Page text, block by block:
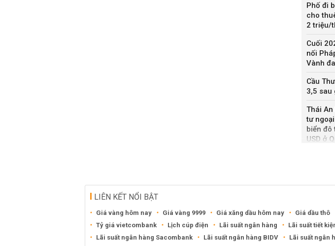
Phố đi
cho
2 triệu/
Cuối
nối
Vành
Cầu
3,5 sau
Thái
tư
biển đô
USD ở
LIÊN KẾT NỔI BẬT
Giá vàng hôm nay Giá vàng 9999 Giá xăng dầu hôm nay Giá dầu thô
Tỷ giá vietcombank
Lịch cúp điện Lãi suất ngân hàng Lãi suất tiết
Lãi suất ngân hàng Sacombank
Lãi suất ngân hàng BIDV Lãi suất ngân